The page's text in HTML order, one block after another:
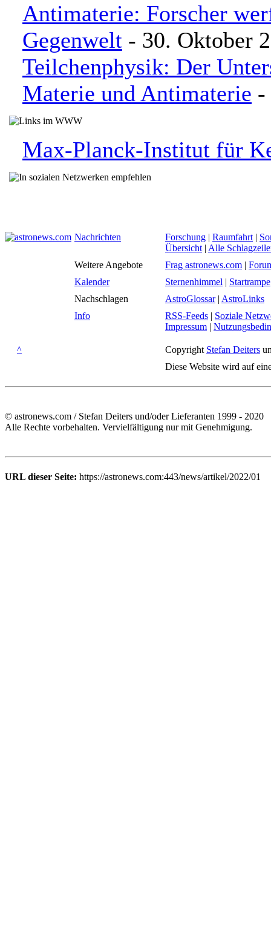
Antimaterie: Forscher
Gegenwelt - 30. Oktober
Teilchenphysik: Der
Materie und Antimaterie -
Max-Planck-Institut für
Nachrichten Forschung | Raumfahrt |
Übersicht | Alle
Weitere Angebote
Frag astronews.com |
Kalender
Sternenhimmel | Startrampe
Nachschlagen
AstroGlossar| AstroLinks
Info
RSS-Feeds | Soziale
Impressum |
^ Copyright Stefan Deiters
Diese Website wird auf
© astronews.com / Stefan Deiters und/oder Lieferanten 1999 - 2020
Alle Rechte vorbehalten. Vervielfältigung nur mit Genehmigung.
URL dieser Seite: https://astronews.com:443/news/artikel/2022/01